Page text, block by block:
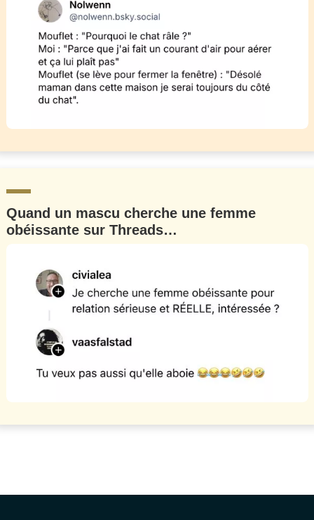
Quand un mascu cherche une femme
obéissante sur Threads…